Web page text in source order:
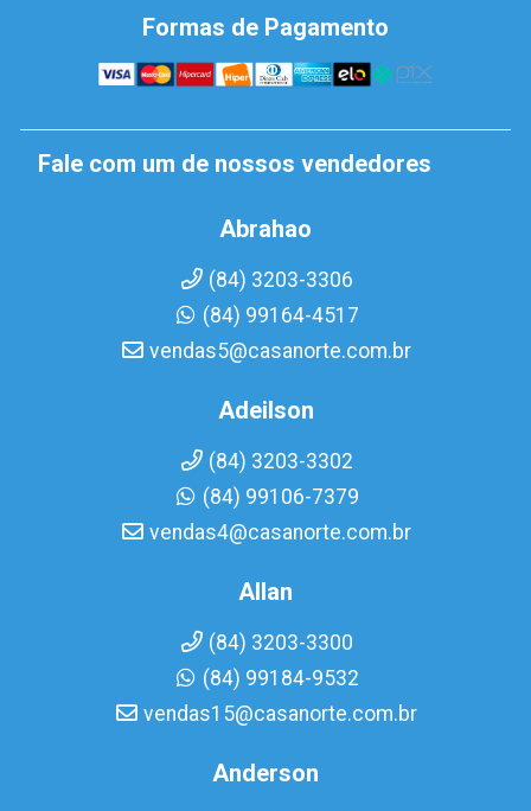
Formas de Pagamento
Fale com um de nossos vendedores
Abrahao
(84) 3203-3306
(84) 99164-4517
vendas5@casanorte.com.br
Adeilson
(84) 3203-3302
(84) 99106-7379
vendas4@casanorte.com.br
Allan
(84) 3203-3300
(84) 99184-9532
vendas15@casanorte.com.br
Anderson